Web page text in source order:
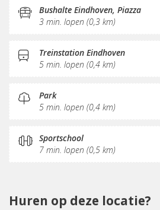
Internetmogelijkheden
Glasvezel
KVK-inschrijving
Sociaal hart
Pantry
Schoonmaak
Postverwerking
Bushalte Eindhoven, Piazza
3 min. lopen (0,3 km)
Treinstation Eindhoven
5 min. lopen (0,4 km)
Park
5 min. lopen (0,4 km)
Sportschool
7 min. lopen (0,5 km)
Huren op deze locatie?